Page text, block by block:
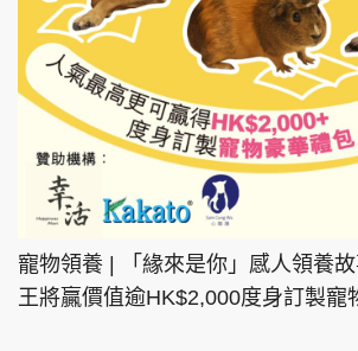
寵物領養 | 「緣來是你」感人領養
王將贏價值逾HK$2,000度身訂製寵